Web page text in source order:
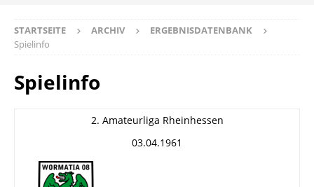
STARTSEITE ARCHIV
ERGEBNISDATENBANK
Spielinfo
Spielinfo
2. Amateurliga Rheinhessen
03.04.1961